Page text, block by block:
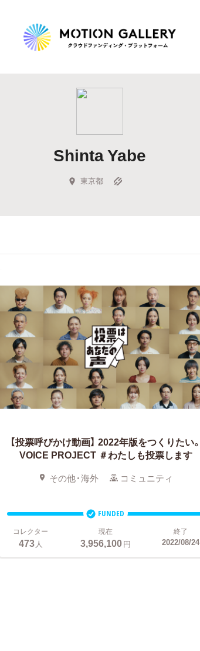
Highlight
Feature
キュレーターから探す
Shinta Yabe
東京都
【投票呼びかけ動画】 2022年版をつくりたい。
VOICE PROJECT ＃わたしも投票します
その他・海外 コミュニティ
FUNDED
コレクター
473人
現在
3,956,100円
終了
2022/08/24